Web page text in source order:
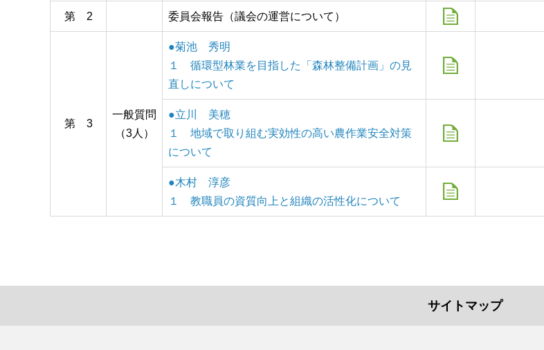
第 2 委員会報告（議会の運営について）
第 3
一般質問
（3人）
●菊池 秀明
１ 循環型林業を目指した「森林整備計画」の見
直しについて
●立川 美穂
１ 地域で取り組む実効性の高い農作業安全対策
について
●木村 淳彦
１ 教職員の資質向上と組織の活性化について
サイトマップ